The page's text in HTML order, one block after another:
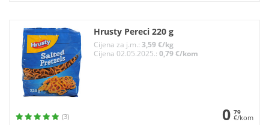
Hrusty Pereci 220 g
Cijena za j.m.: 3,59 €/kg
Cijena 02.05.2025.: 0,79 €/kom
(3) 0 79
€/kom